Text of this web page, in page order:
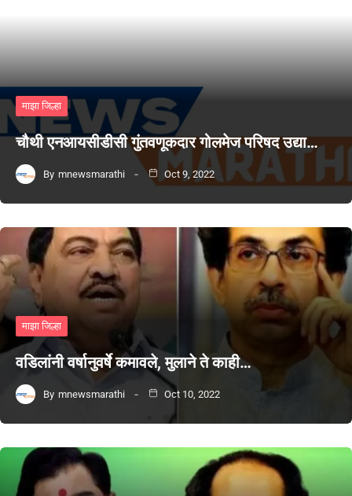
माझा जिल्हा
चौथी एनआयसीडीसी गुंतवणूकदार गोलमेज परिषद उद्या…
By mnewsmarathi Oct 9, 2022
माझा जिल्हा
वडिलांनी वर्षानुवर्षे कमावले, मुलाने ते काही…
By mnewsmarathi Oct 10, 2022